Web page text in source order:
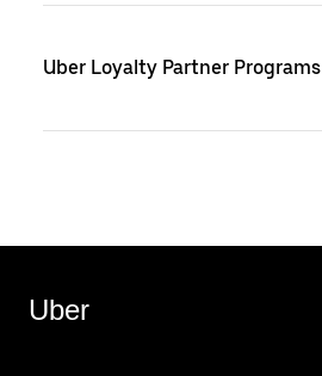
Uber Loyalty Partner Programs
Uber